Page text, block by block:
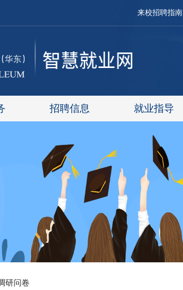
来校招聘指南
招聘信息 就业指导
研问卷